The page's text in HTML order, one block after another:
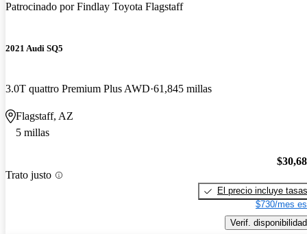
Patrocinado porFindlay Toyota Flagstaff
2021 Audi SQ5
3.0T quattro Premium Plus AWD 61,845 millas
Flagstaff, AZ
5 millas
Trato justo
El precio incluye tasas
$730/mes
Verif. disponibilidad